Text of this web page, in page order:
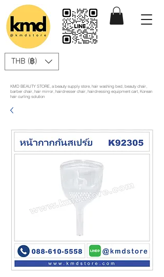
THB (฿)
KMD BEAUTY STORE, a beauty supply store, hair washing bed, beauty chair,
barber chair, hair mirror, hairdresser chair, hairdressing equipment cart, Korean
hair curling solution